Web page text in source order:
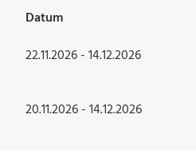
Datum
22.11.2026 - 14.12.2026
20.11.2026 - 14.12.2026